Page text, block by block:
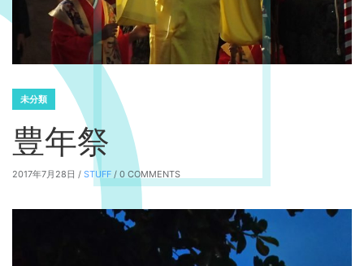
未分類
豊年祭
2017年7月28日 / STUFF / 0 COMMENTS